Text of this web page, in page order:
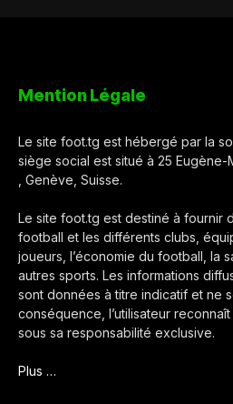
Mention Légale
Le site foot.tg est hébergé par la
siège social est situé à 25 Eugène-
, Genève, Suisse.
Le site foot.tg est destiné à fournir
football et les différents clubs,
joueurs, l’économie du football, la
autres sports. Les informations
sont données à titre indicatif et ne
conséquence, l’utilisateur
sous sa responsabilité exclusive.
Plus …